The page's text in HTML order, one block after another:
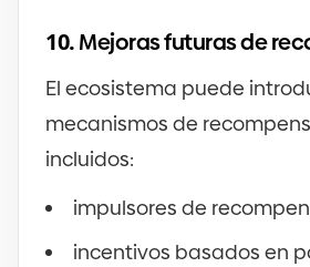
10.Mejoras futuras de
El ecosistema puede
mecanismos de
incluidos:
impulsores de
incentivos basados en